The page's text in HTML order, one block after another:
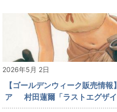
2026年5月 2日
【ゴールデンウィーク販売情
ア 村田蓮爾「ラストエグザイ